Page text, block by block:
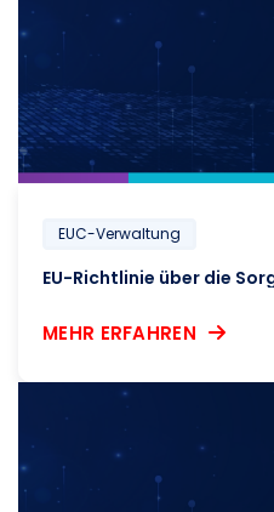
EUC-Verwaltung
MEHR ERFAHREN